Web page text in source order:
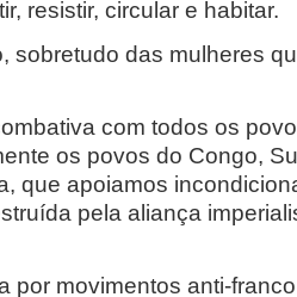
resistir, circular e habitar.
sobretudo das mulheres
com todos os
os povos do Congo,
que apoiamos
pela aliança
por movimentos anti-